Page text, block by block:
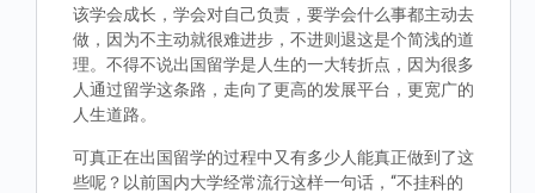
该学会成长，学会对自己负责，要学会什么事都主动去
做，因为不主动就很难进步，不进则退这是个简浅的道
理。不得不说出国留学是人生的一大转折点，因为很多
人通过留学这条路，走向了更高的发展平台，更宽广的
人生道路。
可真正在出国留学的过程中又有多少人能真正做到了这
些呢？以前国内大学经常流行这样一句话，“不挂科的